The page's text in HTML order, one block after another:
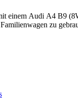
einem Audi A4 B9
zu